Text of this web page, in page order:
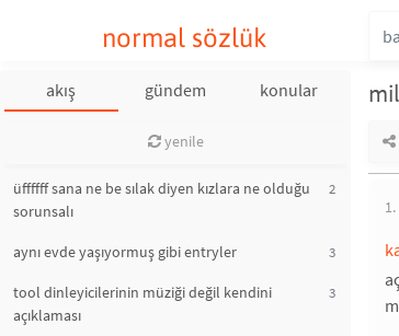
normal sözlük
akış gündem konular
yenile
üffffff sana ne be sılak diyen kızlara ne olduğu
sorunsalı
2
aynı evde yaşıyormuş gibi entryler 3
tool dinleyicilerinin müziği değil kendini
açıklaması
3
1.